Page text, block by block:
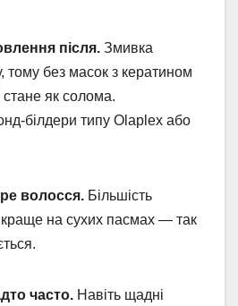
після. Змивка
тому без масок з кератином
як солома.
білдери типу Olaplex або
волосся. Більшість
на сухих пасмах — так
часто. Навіть щадні